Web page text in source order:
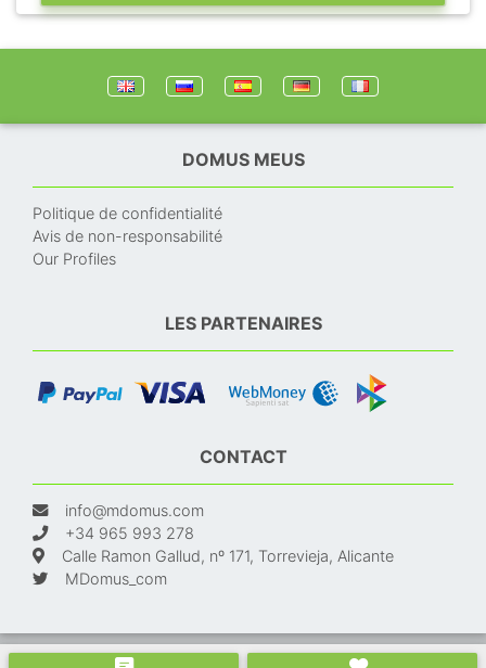
DOMUS MEUS
Politique de confidentialité
Avis de non-responsabilité
Our Profiles
LES PARTENAIRES
CONTACT
info@mdomus.com
+34 965 993 278
Calle Ramon Gallud, nº 171, Torrevieja, Alicante
MDomus_com
© 2024. Made with . Immobilier en Espagne